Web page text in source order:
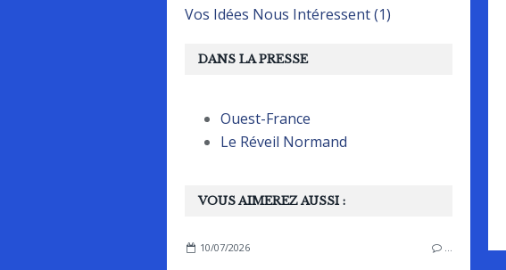
VOUS AIMEREZ AUSSI :
10/07/2026 …
Vos Idées Nous Intéressent (1)
DANS LA PRESSE
Ouest-France
Le Réveil Normand